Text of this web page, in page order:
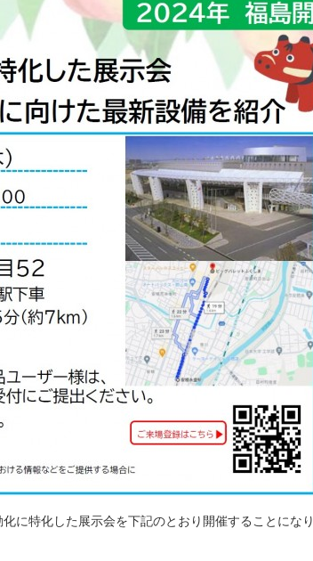
に特化した展示会を下記のとおり開催することにな